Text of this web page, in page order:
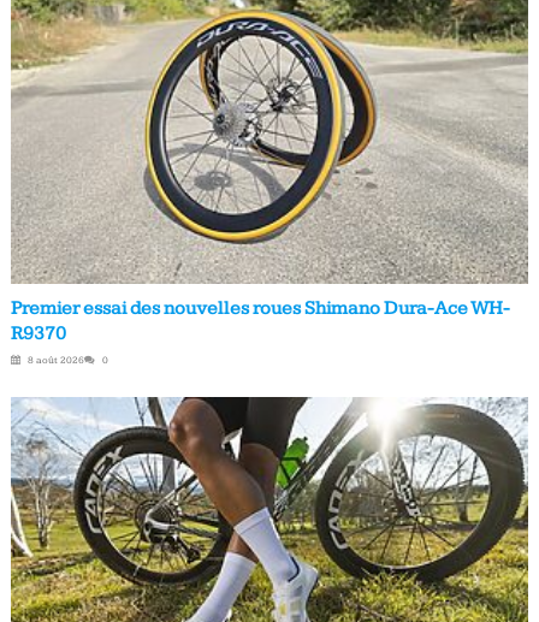
Premier essai des nouvelles roues Shimano Dura-Ace WH-
R9370
8 août 2026 0